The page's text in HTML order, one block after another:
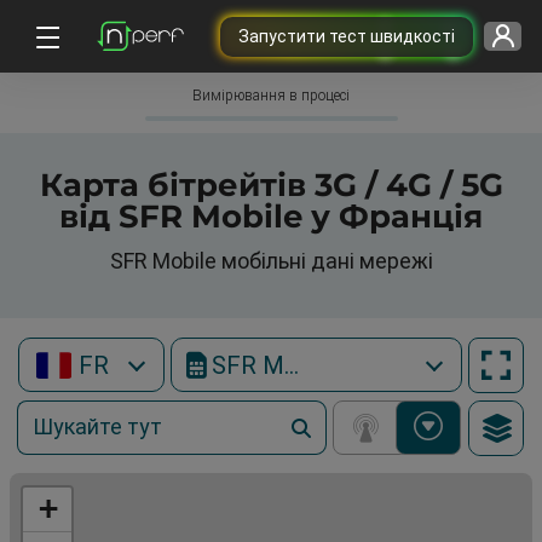
Запустити тест швидкості
Вимірювання в процесі
Карта бітрейтів 3G / 4G / 5G
від SFR Mobile у Франція
SFR Mobile мобільні дані мережі
FR SFR Mobile
+